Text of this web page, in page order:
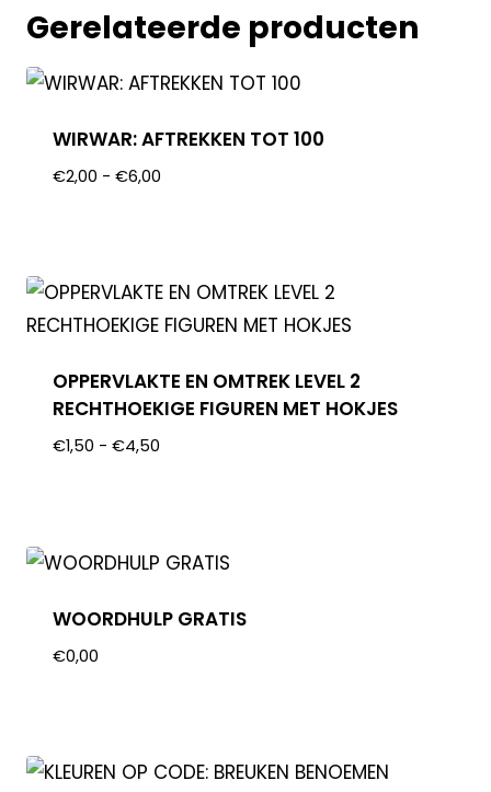
Gerelateerde producten
WIRWAR: AFTREKKEN TOT 100
€2,00 - €6,00
OPPERVLAKTE EN OMTREK LEVEL 2
RECHTHOEKIGE FIGUREN MET HOKJES
€1,50 - €4,50
WOORDHULP GRATIS
€0,00